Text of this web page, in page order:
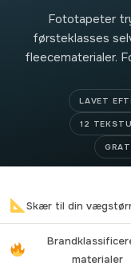
Fototapeter
førsteklasses
fleecematerialer.
LAVET
12
Skær til din
materialer